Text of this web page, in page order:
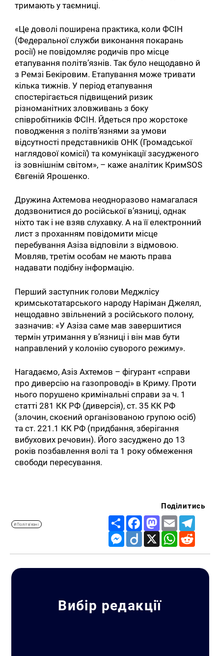
тримають у таємниці.
«Це доволі поширена практика, коли ФСІН
(Федеральної служби виконання покарань
росії) не повідомляє родичів про місце
етапування політв’язнів. Так було нещодавно й
з Ремзі Бекіровим. Етапування може тривати
кілька тижнів. У період етапування
спостерігається підвищений ризик
різноманітних зловживань з боку
співробітників ФСІН. Йдеться про жорстоке
поводження з політв’язнями за умови
відсутності представників ОНК (Громадської
наглядової комісії) та комунікації засудженого
із зовнішнім світом», – каже аналітик КримSOS
Євгеній Ярошенко.
Дружина Ахтемова неодноразово намагалася
додзвонитися до російської в’язниці, однак
ніхто так і не взяв слухавку. А на її електронний
лист з проханням повідомити місце
перебування Азіза відповіли з відмовою.
Мовляв, третім особам не мають права
надавати подібну інформацію.
Перший заступник голови Меджлісу
кримськотатарського народу Наріман Джелял,
нещодавно звільнений з російського полону,
зазначив: «У Азіза саме мав завершитися
термін утримання у вʼязниці і він мав бути
направлений у колонію суворого режиму».
Нагадаємо, Азіз Ахтемов – фігурант «справи
про диверсію на газопроводі» в Криму. Проти
нього порушено кримінальні справи за ч. 1
статті 281 КК РФ (диверсія), ст. 35 КК РФ
(злочин, скоєний організованою групою осіб)
та ст. 221.1 КК РФ (придбання, зберігання
вибухових речовин). Його засуджено до 13
років позбавлення волі та 1 року обмеження
свободи пересування.
#Політв'язні
Поділитись
Share FacebookMastodon
Email
Messenger
Diigo X WhatsApp
Вибір редакції